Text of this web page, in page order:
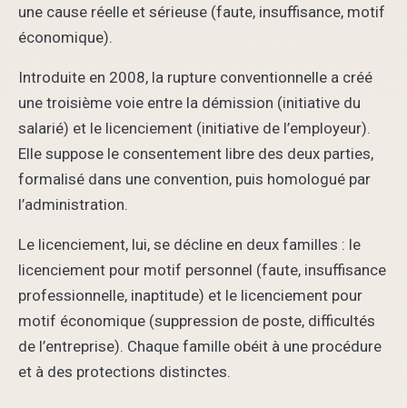
une cause réelle et sérieuse (faute, insuffisance, motif
économique).
Introduite en 2008, la rupture conventionnelle a créé
une troisième voie entre la démission (initiative du
salarié) et le licenciement (initiative de l’employeur).
Elle suppose le consentement libre des deux parties,
formalisé dans une convention, puis homologué par
l’administration.
Le licenciement, lui, se décline en deux familles : le
licenciement pour motif personnel (faute, insuffisance
professionnelle, inaptitude) et le licenciement pour
motif économique (suppression de poste, difficultés
de l’entreprise). Chaque famille obéit à une procédure
et à des protections distinctes.